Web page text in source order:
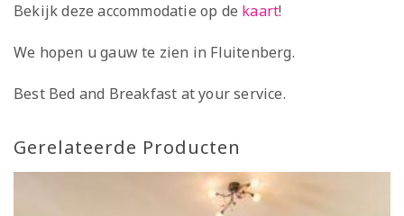
Bekijk deze accommodatie op de kaart!
We hopen u gauw te zien in Fluitenberg.
Best Bed and Breakfast at your service.
Gerelateerde Producten